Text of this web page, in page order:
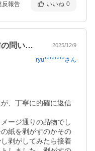
反報告 いいね 0
納品予定日に届きました。事前の問い合わ… 2025/12/9
ryu********さん
、丁寧に的確に返信
ージ通りの品物でし
紙を剥がすのかその
剥がしてみたら接着